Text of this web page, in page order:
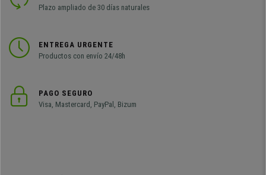
Plazo ampliado de 30 días naturales
ENTREGA URGENTE
Productos con envío 24/48h
PAGO SEGURO
Visa, Mastercard, PayPal, Bizum